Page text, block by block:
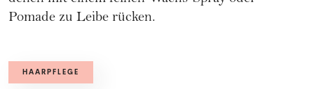
Pomade zu Leibe rücken.
HAARPFLEGE